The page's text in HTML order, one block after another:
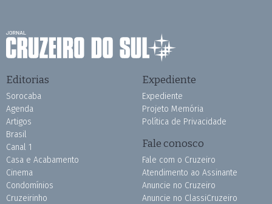
Editorias
Sorocaba
Agenda
Artigos
Brasil
Canal 1
Casa e Acabamento
Cinema
Condomínios
Cruzeirinho
Expediente
Expediente
Projeto Memória
Política de Privacidade
Fale conosco
Fale com o Cruzeiro
Atendimento ao Assinante
Anuncie no Cruzeiro
Anuncie no ClassiCruzeiro